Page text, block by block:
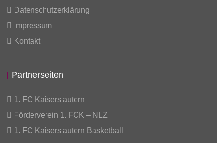
Datenschutzerklärung
Impressum
Kontakt
Partnerseiten
1. FC Kaiserslautern
Förderverein 1. FCK – NLZ
1. FC Kaiserslautern Basketball